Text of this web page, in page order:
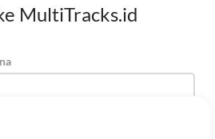
MultiTracks.id